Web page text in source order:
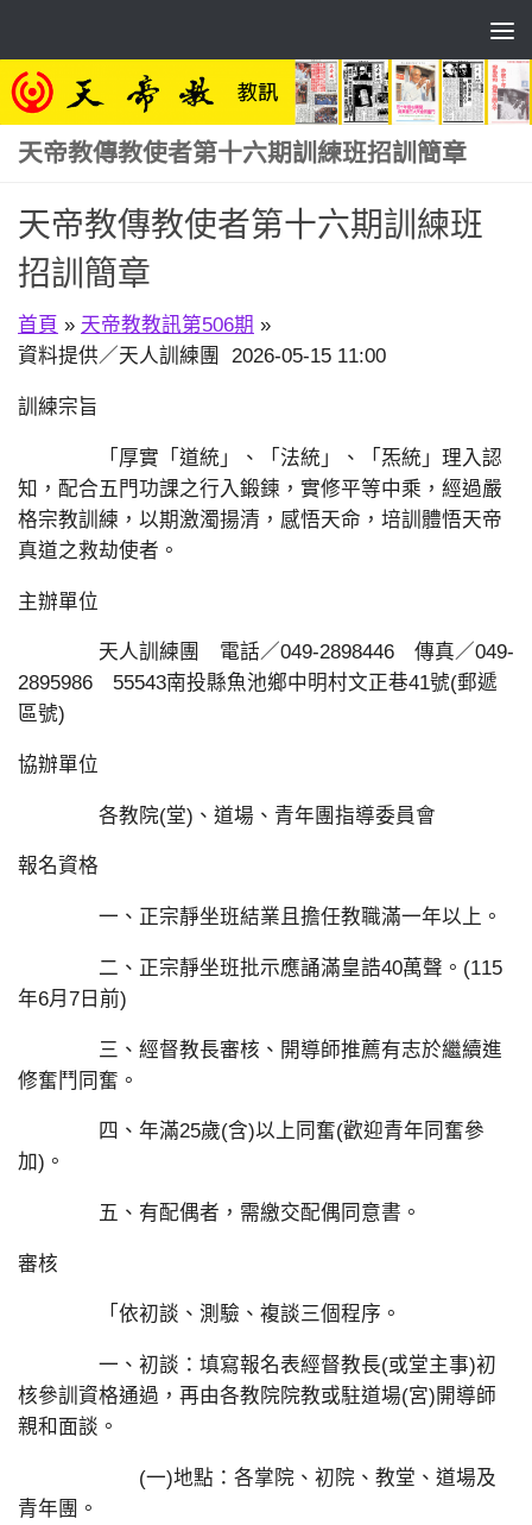
天帝教傳教使者第十六期訓練班招訓簡章
天帝教傳教使者第十六期訓練班
招訓簡章
首頁 » 天帝教教訊第506期 »
資料提供／天人訓練團 2026-05-15 11:00
訓練宗旨
「厚實「道統」、「法統」、「炁統」理入認
知，配合五門功課之行入鍛鍊，實修平等中乘，經過嚴
格宗教訓練，以期激濁揚清，感悟天命，培訓體悟天帝
真道之救劫使者。
主辦單位
天人訓練團 電話／049-2898446 傳真／049-
2895986 55543南投縣魚池鄉中明村文正巷41號(郵遞
區號)
協辦單位
各教院(堂)、道場、青年團指導委員會
報名資格
一、正宗靜坐班結業且擔任教職滿一年以上。
二、正宗靜坐班批示應誦滿皇誥40萬聲。(115
年6月7日前)
三、經督教長審核、開導師推薦有志於繼續進
修奮鬥同奮。
四、年滿25歲(含)以上同奮(歡迎青年同奮參
加)。
五、有配偶者，需繳交配偶同意書。
審核
「依初談、測驗、複談三個程序。
一、初談：填寫報名表經督教長(或堂主事)初
核參訓資格通過，再由各教院院教或駐道場(宮)開導師
親和面談。
(一)地點：各掌院、初院、教堂、道場及
青年團。